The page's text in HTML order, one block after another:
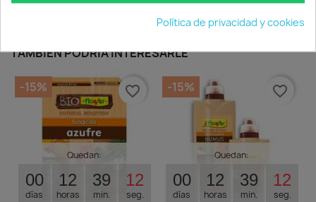
Compartir
TAMBIÉN PODRÍA INTERESARLE
Quedan:
00
días
12
horas
39
min.
12
seg.
-15% favorite_border
Quedan:
00
días
12
horas
39
min.
12
seg.
-15% favorite_border
Política de privacidad y cookies